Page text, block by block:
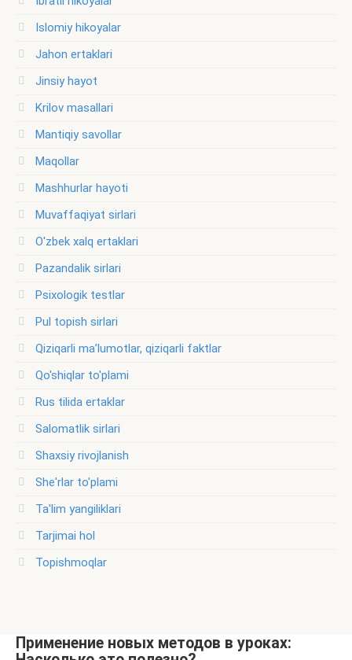
Islomiy hikoyalar
Jahon ertaklari
Jinsiy hayot
Krilov masallari
Mantiqiy savollar
Maqollar
Mashhurlar hayoti
Muvaffaqiyat sirlari
O'zbek xalq ertaklari
Pazandalik sirlari
Psixologik testlar
Pul topish sirlari
Qiziqarli ma’lumotlar, qiziqarli faktlar
Qo'shiqlar to'plami
Rus tilida ertaklar
Salomatlik sirlari
Shaxsiy rivojlanish
She'rlar to'plami
Ta'lim yangiliklari
Tarjimai hol
Topishmoqlar
Применение новых методов в уроках: